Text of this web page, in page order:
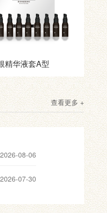
精华液套A型
查看更多 +
2026-08-06
2026-07-30